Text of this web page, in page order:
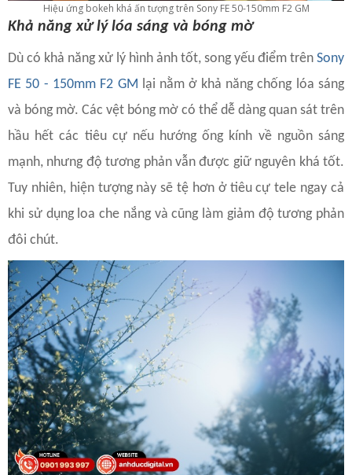
Hiệu ứng bokeh khá ấn tượng trên Sony FE 50-150mm F2 GM
Khả năng xử lý lóa sáng và bóng mờ
Dù có khả năng xử lý hình ảnh tốt, song yếu điểm trên Sony
FE 50 - 150mm F2 GM lại nằm ở khả năng chống lóa sáng
và bóng mờ. Các vệt bóng mờ có thể dễ dàng quan sát trên
hầu hết các tiêu cự nếu hướng ống kính về nguồn sáng
mạnh, nhưng độ tương phản vẫn được giữ nguyên khá tốt.
Tuy nhiên, hiện tượng này sẽ tệ hơn ở tiêu cự tele ngay cả
khi sử dụng loa che nắng và cũng làm giảm độ tương phản
đôi chút.